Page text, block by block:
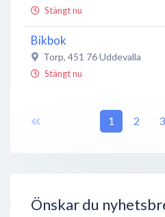
Önskar du
Stängt nu
Bikbok
Torp, 451 76Uddevalla
Stängt nu
Drottninggatan 18 652 25
Stängt nu
1 2 3